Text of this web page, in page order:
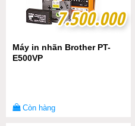
7.500.000
7.500.000
Máy in nhãn Brother PT-
E500VP
Còn hàng